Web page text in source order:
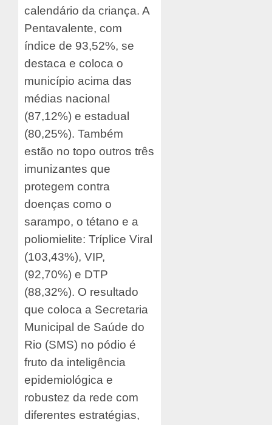
calendário da criança. A
Pentavalente, com
índice de 93,52%, se
destaca e coloca o
município acima das
médias nacional
(87,12%) e estadual
(80,25%). Também
estão no topo outros três
imunizantes que
protegem contra
doenças como o
sarampo, o tétano e a
poliomielite: Tríplice Viral
(103,43%), VIP,
(92,70%) e DTP
(88,32%). O resultado
que coloca a Secretaria
Municipal de Saúde do
Rio (SMS) no pódio é
fruto da inteligência
epidemiológica e
robustez da rede com
diferentes estratégias,